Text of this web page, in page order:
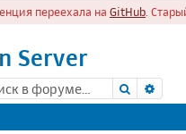
переехала на GitHub .
Server
Поиск